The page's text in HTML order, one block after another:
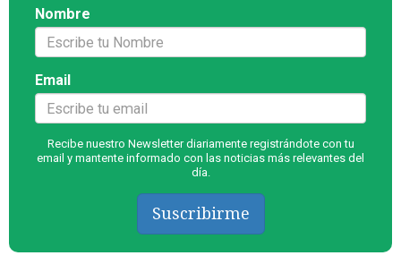
Nombre
Email
Recibe nuestro Newsletter diariamente registrándote con tu
email y mantente informado con las noticias más relevantes del
día.
Suscribirme